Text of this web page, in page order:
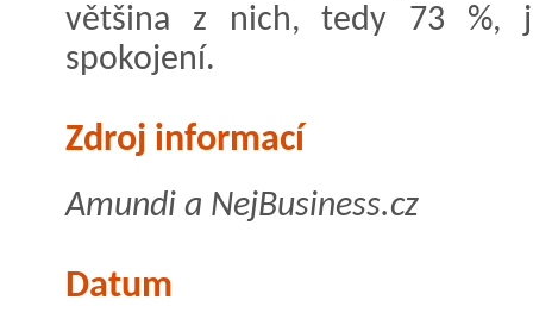
většina z nich, tedy 73 %,
spokojení.
Zdroj informací
Amundi a NejBusiness.cz
Datum